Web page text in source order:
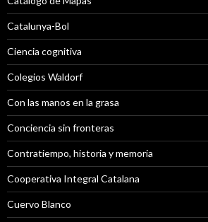
Catalunya-Bol
Ciencia cognitiva
Colegios Waldorf
Con las manos en la grasa
Conciencia sin fronteras
Contratiempo, historia y memoria
Cooperativa Integral Catalana
Cuervo Blanco